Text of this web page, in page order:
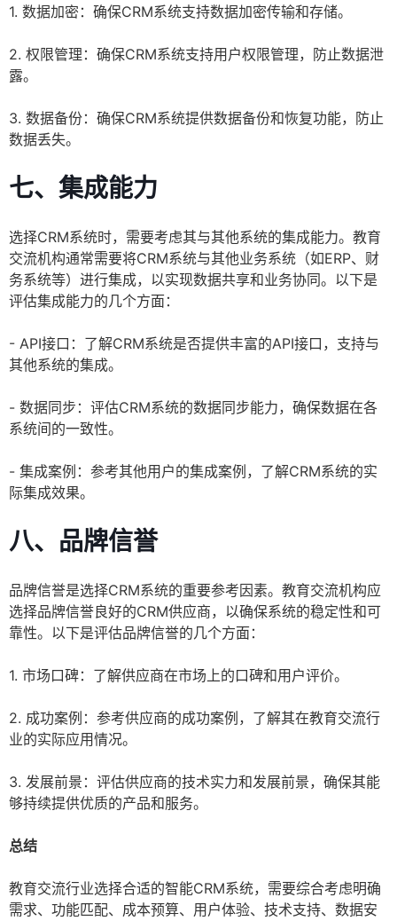
1. 数据加密：确保CRM系统支持数据加密传输和存储。
2. 权限管理：确保CRM系统支持用户权限管理，防止数据泄
露。
3. 数据备份：确保CRM系统提供数据备份和恢复功能，防止
数据丢失。
七、集成能力
选择CRM系统时，需要考虑其与其他系统的集成能力。教育
交流机构通常需要将CRM系统与其他业务系统（如ERP、财
务系统等）进行集成，以实现数据共享和业务协同。以下是
评估集成能力的几个方面：
- API接口：了解CRM系统是否提供丰富的API接口，支持与
其他系统的集成。
- 数据同步：评估CRM系统的数据同步能力，确保数据在各
系统间的一致性。
- 集成案例：参考其他用户的集成案例，了解CRM系统的实
际集成效果。
八、品牌信誉
品牌信誉是选择CRM系统的重要参考因素。教育交流机构应
选择品牌信誉良好的CRM供应商，以确保系统的稳定性和可
靠性。以下是评估品牌信誉的几个方面：
1. 市场口碑：了解供应商在市场上的口碑和用户评价。
2. 成功案例：参考供应商的成功案例，了解其在教育交流行
业的实际应用情况。
3. 发展前景：评估供应商的技术实力和发展前景，确保其能
够持续提供优质的产品和服务。
总结
教育交流行业选择合适的智能CRM系统，需要综合考虑明确
需求、功能匹配、成本预算、用户体验、技术支持、数据安